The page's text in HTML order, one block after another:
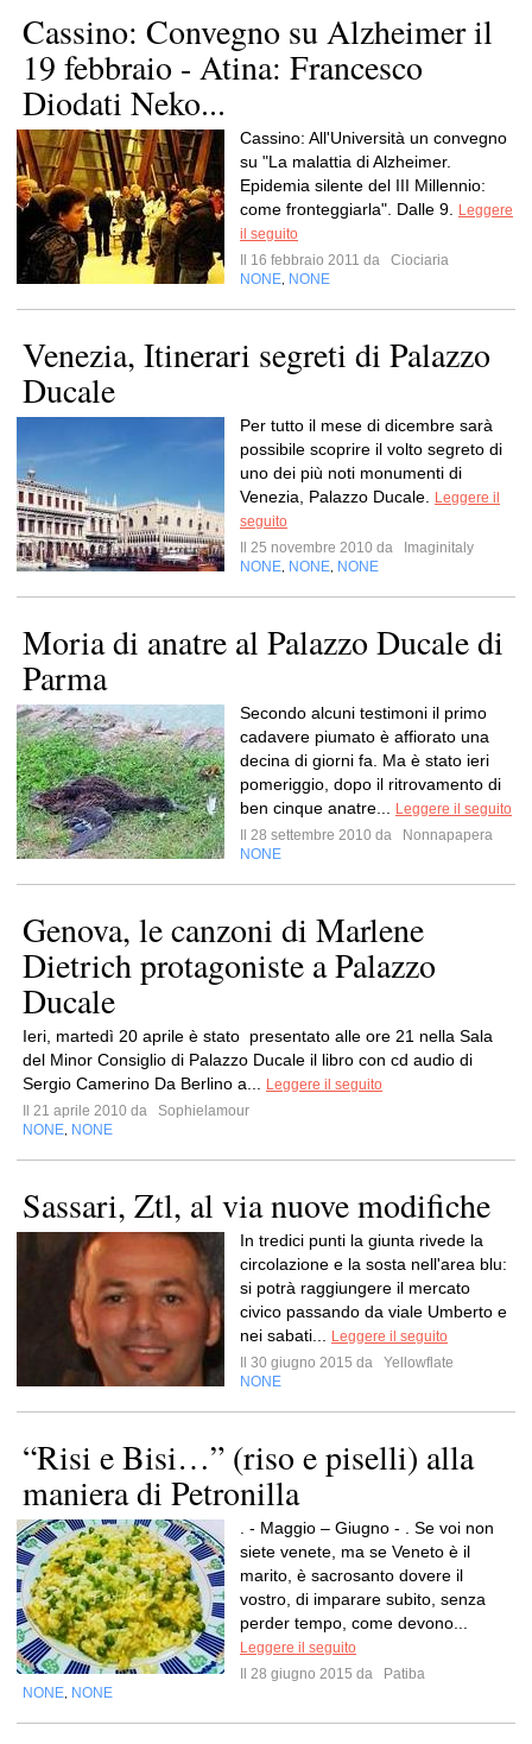
Cassino: Convegno su Alzheimer il
19 febbraio - Atina: Francesco
Diodati Neko...
Cassino: All'Università un convegno
su "La malattia di Alzheimer.
Epidemia silente del III Millennio:
come fronteggiarla". Dalle 9.
Leggere
il seguito
Il 16 febbraio 2011 da
Ciociaria
NONE NONE
Venezia, Itinerari segreti di Palazzo
Ducale
Per tutto il mese di dicembre sarà
possibile scoprire il volto segreto di
uno dei più noti monumenti di
Venezia, Palazzo Ducale.
Leggere il
seguito
Il 25 novembre 2010 da
Imaginitaly
NONE NONE NONE
Moria di anatre al Palazzo Ducale di
Parma
Secondo alcuni testimoni il primo
cadavere piumato è affiorato una
decina di giorni fa. Ma è stato ieri
pomeriggio, dopo il ritrovamento di
ben cinque anatre...
Leggere il seguito
Il 28 settembre 2010 da
Nonnapapera
NONE
Genova, le canzoni di Marlene
Dietrich protagoniste a Palazzo
Ducale
Ieri, martedì 20 aprile è stato presentato alle ore 21 nella Sala
del Minor Consiglio di Palazzo Ducale il libro con cd audio di
Sergio Camerino Da Berlino a...
Leggere il seguito
Il 21 aprile 2010 da
Sophielamour
NONE NONE
Sassari, Ztl, al via nuove modifiche
In tredici punti la giunta rivede la
circolazione e la sosta nell'area blu:
si potrà raggiungere il mercato
civico passando da viale Umberto e
nei sabati...
Leggere il seguito
Il 30 giugno 2015 da
Yellowflate
NONE
“Risi e Bisi…” (riso e piselli) alla
maniera di Petronilla
. - Maggio – Giugno - . Se voi non
siete venete, ma se Veneto è il
marito, è sacrosanto dovere il
vostro, di imparare subito, senza
perder tempo, come devono...
Leggere il seguito
Il 28 giugno 2015 da
Patiba
NONE NONE